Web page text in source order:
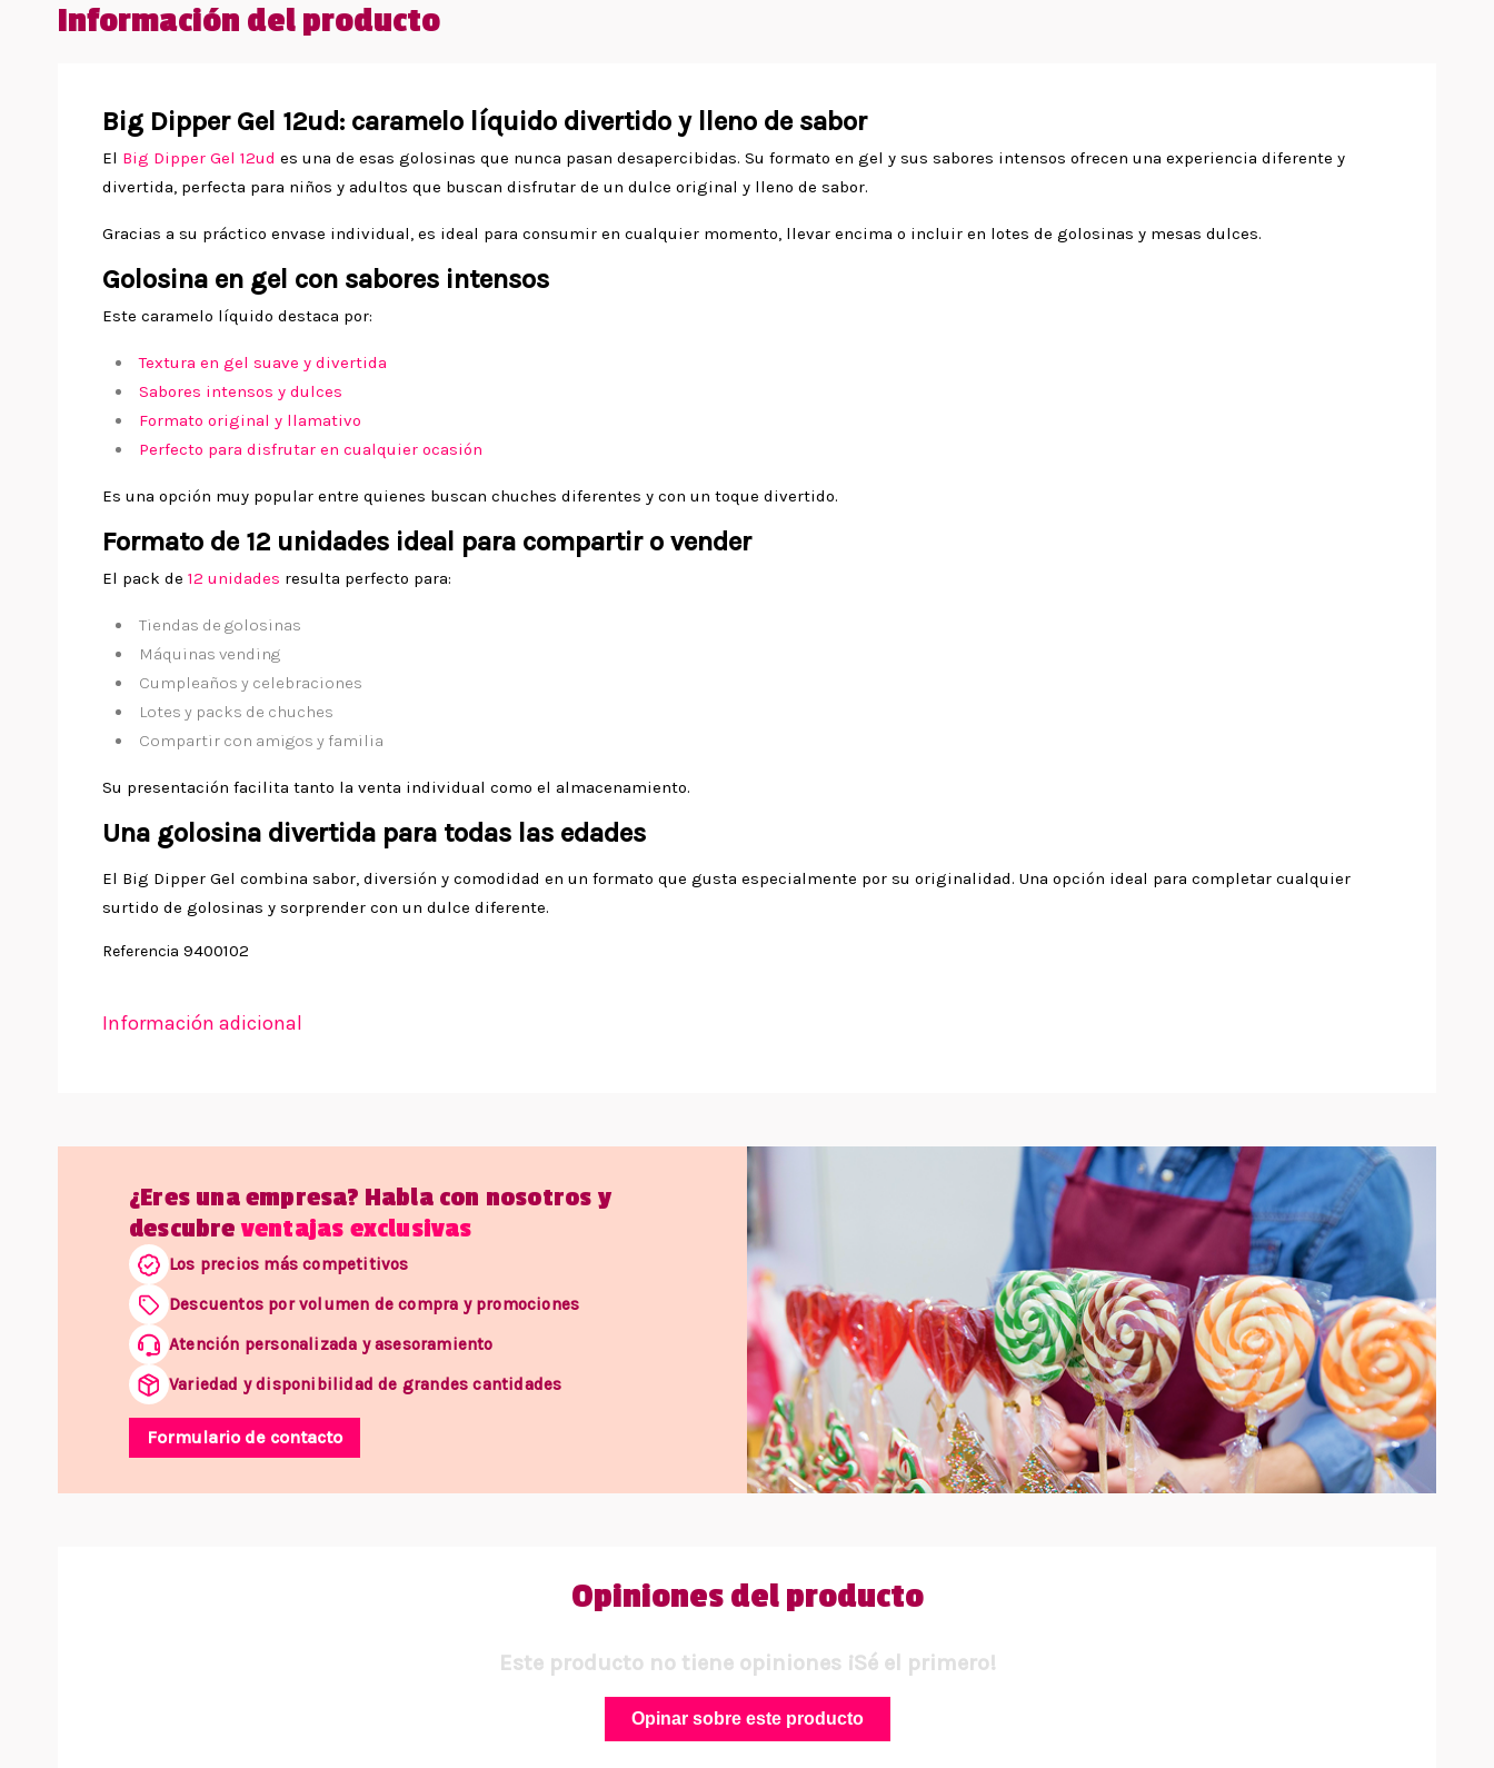
Información del producto
Big Dipper Gel 12ud: caramelo líquido divertido y lleno de sabor
El Big Dipper Gel 12ud es una de esas golosinas que nunca pasan desapercibidas. Su formato en gel y sus sabores intensos ofrecen una experiencia diferente y
divertida, perfecta para niños y adultos que buscan disfrutar de un dulce original y lleno de sabor.
Gracias a su práctico envase individual, es ideal para consumir en cualquier momento, llevar encima o incluir en lotes de golosinas y mesas dulces.
Golosina en gel con sabores intensos
Este caramelo líquido destaca por:
Textura en gel suave y divertida
Sabores intensos y dulces
Formato original y llamativo
Perfecto para disfrutar en cualquier ocasión
Es una opción muy popular entre quienes buscan chuches diferentes y con un toque divertido.
Formato de 12 unidades ideal para compartir o vender
El pack de 12 unidades resulta perfecto para:
Tiendas de golosinas
Máquinas vending
Cumpleaños y celebraciones
Lotes y packs de chuches
Compartir con amigos y familia
Su presentación facilita tanto la venta individual como el almacenamiento.
Una golosina divertida para todas las edades
El Big Dipper Gel combina sabor, diversión y comodidad en un formato que gusta especialmente por su originalidad. Una opción ideal para completar cualquier
surtido de golosinas y sorprender con un dulce diferente.
Referencia 9400102
Información adicional
¿Eres una empresa? Habla con nosotros y
descubreventajas exclusivas
Los precios más competitivos
Descuentos por volumen de compra y promociones
Atención personalizada y asesoramiento
Variedad y disponibilidad de grandes cantidades
Formulario de contacto
Opiniones del producto
Este producto no tiene opiniones ¡Sé el primero!
Opinar sobre este producto